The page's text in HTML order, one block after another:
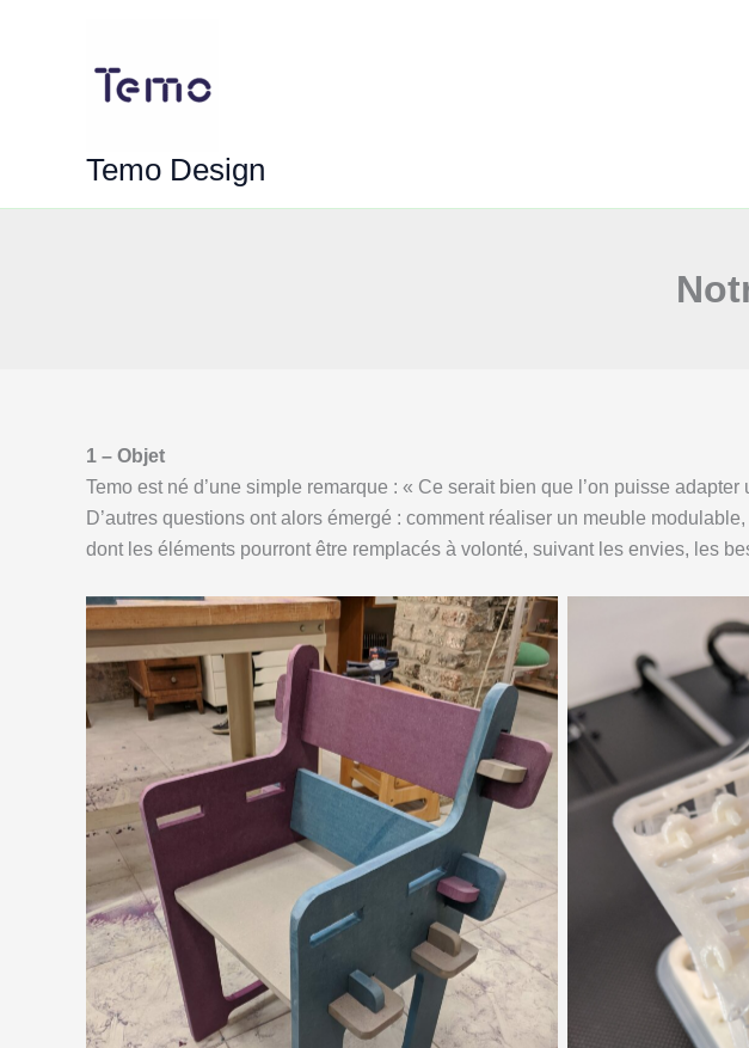
Temo Design
1 – Objet
Temo est né d’une simple remarque : « Ce serait bien que l’on puisse
D’autres questions ont alors émergé : comment réaliser un meuble
dont les éléments pourront être remplacés à volonté, suivant les envies, les